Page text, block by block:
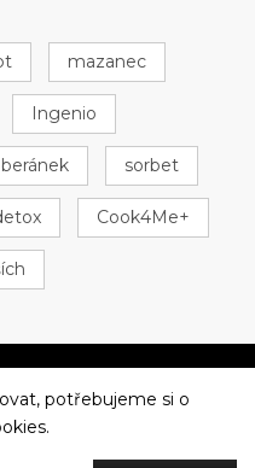
mazanec
Ingenio
beránek sorbet
Cook4Me+
potřebujeme si o